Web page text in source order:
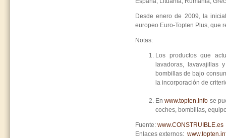
Desde enero de 2009, la
europeo Euro-Topten Plus, que
Notas:
Los productos que
lavadoras, lavavajillas
bombillas de bajo
la incorporación de
Enwww.topten.info se
coches, bombillas,
Fuente: www.CONSTRUIBLE.es
Enlaces externos: